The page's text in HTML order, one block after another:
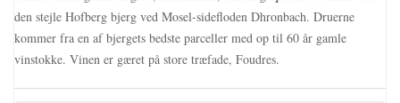
den stejle Hofberg bjerg ved Mosel-sidefloden Dhronbach. Druerne
kommer fra en af bjergets bedste parceller med op til 60 år gamle
vinstokke. Vinen er gæret på store træfade, Foudres.